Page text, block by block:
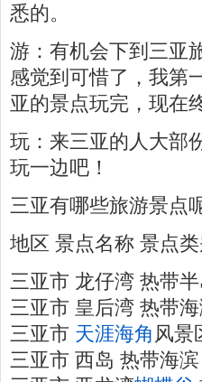
悉的。
游：有机会下到三亚
感觉到可惜了，我第
亚的景点玩完，现在
玩：来三亚的人大部
玩一边吧！
三亚有哪些旅游景点
地区 景点名称 景点
三亚市 龙仔湾 热带
三亚市 皇后湾 热带
三亚市 天涯海角 风景
三亚市 西岛 热带海